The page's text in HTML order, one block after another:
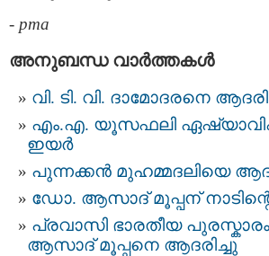
- pma
അനുബന്ധ വാര്‍ത്തകള്‍
വി. ടി. വി. ദാമോദരനെ
എം.എ. യൂസഫലി
ഇയര്‍
പുന്നക്കന്‍ മുഹമ്മദലിയെ
ഡോ. ആസാദ്‌ മൂപ്പന്
പ്രവാസി ഭാരതീയ
ആസാദ് മൂപ്പനെ ആദരിച്ചു